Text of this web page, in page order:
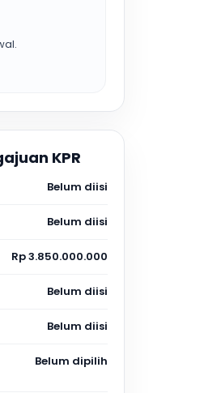
KPR
Belum diisi
Belum diisi
Rp 3.850.000.000
Belum diisi
Belum diisi
Belum dipilih